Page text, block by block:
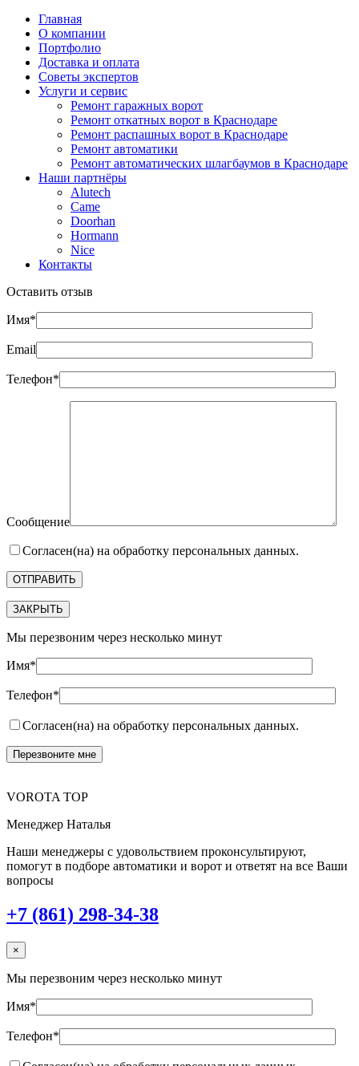
Главная
О компании
Портфолио
Доставка и оплата
Советы экспертов
Услуги и сервис
Ремонт гаражных ворот
Ремонт откатных ворот в Краснодаре
Ремонт распашных ворот в Краснодаре
Ремонт автоматики
Ремонт автоматических шлагбаумов в Краснодаре
Наши партнёры
Alutech
Came
Doorhan
Hormann
Nice
Контакты
Оставить отзыв
Имя*
Email
Телефон*
Сообщение
Согласен(на) на обработку персональных данных.
ЗАКРЫТЬ
Мы перезвоним через несколько минут
Имя*
Телефон*
Согласен(на) на обработку персональных данных.
VOROTA TOP
Менеджер Наталья
Наши менеджеры с удовольствием проконсультируют,
помогут в подборе автоматики и ворот и ответят на все Ваши
вопросы
+7 (861) 298-34-38
×
Мы перезвоним через несколько минут
Имя*
Телефон*